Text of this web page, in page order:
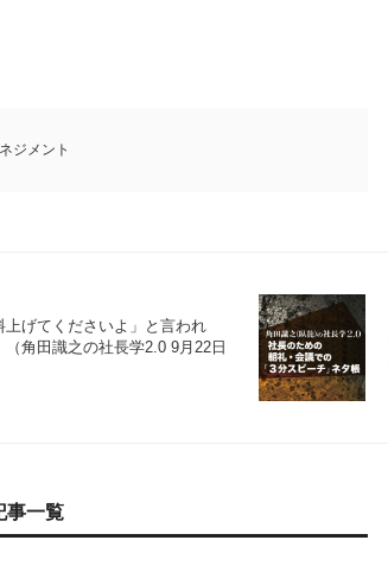
ジメント
上げてくださいよ」と言われ
（角田識之の社長学2.0 9月22日
事一覧